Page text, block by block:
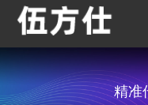
精准